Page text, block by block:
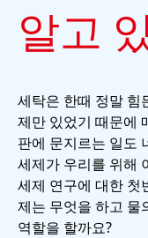
알고
세탁은 한때 정말 힘
제만 있었기 때문에
판에 문지르는 일도
세제가 우리를 위해
세제 연구에 대한 첫
제는 무엇을 하고 물
역할을 할까요?